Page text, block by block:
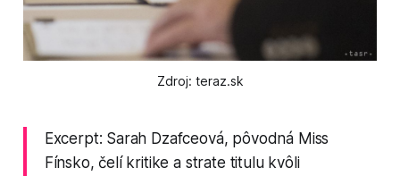
Zdroj: teraz.sk
Excerpt: Sarah Dzafceová, pôvodná Miss
Fínsko, čelí kritike a strate titulu kvôli